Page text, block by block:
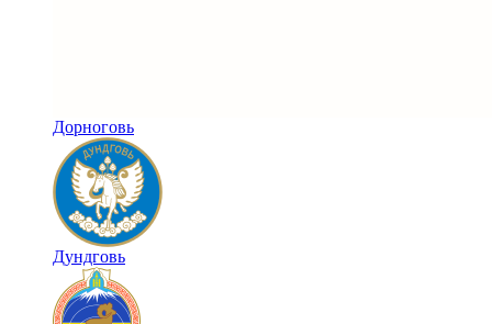
Дорноговь
Дундговь